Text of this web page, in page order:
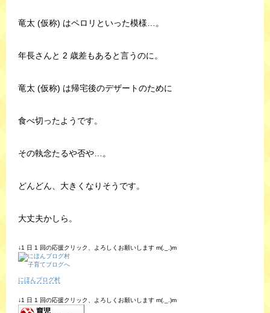
竜太 (仮称) はペロリといった模様…。
年長さんと 2 歳差もあると言うのに。
竜太 (仮称) は帰宅後のデザートのために
食べ切ったようです。
その執念たるや否や…。
どんどん、大きくなりそうです。
大丈夫かしら。
↓1 日 1 回の応援クリック、よろしくお願いします m(._.)m
にほんブログ村
↓1 日 1 回の応援クリック、よろしくお願いします m(._.)m